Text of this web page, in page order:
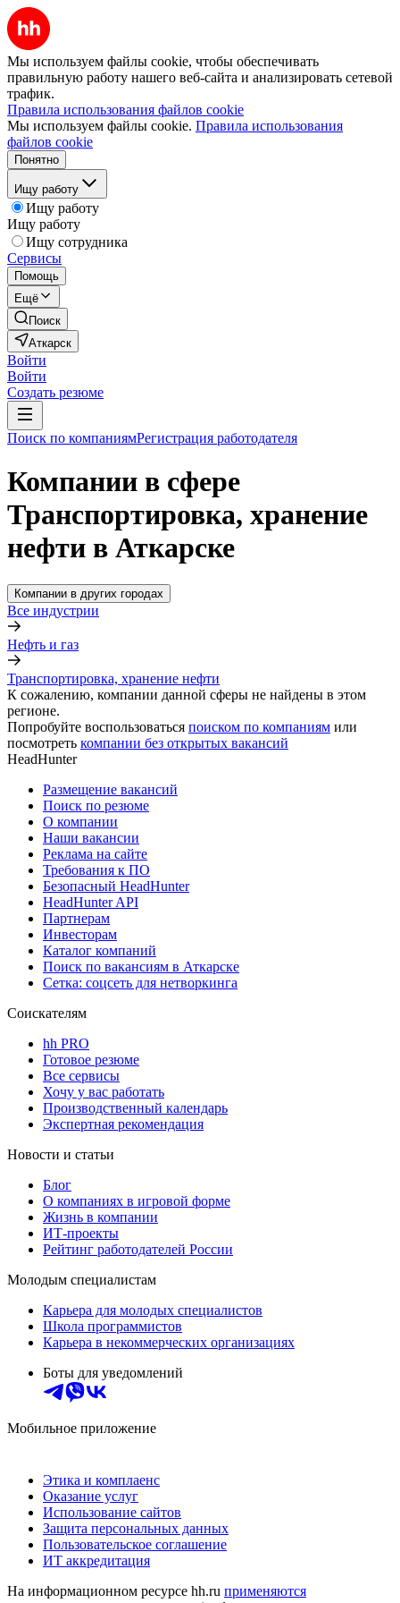
Мы используем файлы cookie, чтобы обеспечивать
правильную работу нашего веб-сайта и анализировать сетевой
трафик.
Правила использования файлов cookie
Мы используем файлы cookie. Правила использования
файлов cookie
Понятно
Ищу работу
Ищу работу
Ищу работу
Ищу сотрудника
Сервисы
Помощь
Ещё
Поиск
Аткарск
Войти
Войти
Создать резюме
Поиск по компаниямРегистрация работодателя
Компании в сфере
Транспортировка, хранение
нефти в Аткарске
Компании в других городах
Все индустрии
Нефть и газ
Транспортировка, хранение нефти
К сожалению, компании данной сферы не найдены в этом
регионе.
Попробуйте воспользоваться поиском по компаниям или
посмотреть компании без открытых вакансий
HeadHunter
Размещение вакансий
Поиск по резюме
О компании
Наши вакансии
Реклама на сайте
Требования к ПО
Безопасный HeadHunter
HeadHunter API
Партнерам
Инвесторам
Каталог компаний
Поиск по вакансиям в Аткарске
Сетка: соцсеть для нетворкинга
Соискателям
hh PRO
Готовое резюме
Все сервисы
Хочу у вас работать
Производственный календарь
Экспертная рекомендация
Новости и статьи
Блог
О компаниях в игровой форме
Жизнь в компании
ИТ-проекты
Рейтинг работодателей России
Молодым специалистам
Карьера для молодых специалистов
Школа программистов
Карьера в некоммерческих организациях
Боты для уведомлений
Мобильное приложение
Этика и комплаенс
Оказание услуг
Использование сайтов
Защита персональных данных
Пользовательское соглашение
ИТ аккредитация
На информационном ресурсе hh.ru применяются